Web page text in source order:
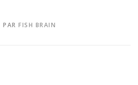
PAR FISH BRAIN